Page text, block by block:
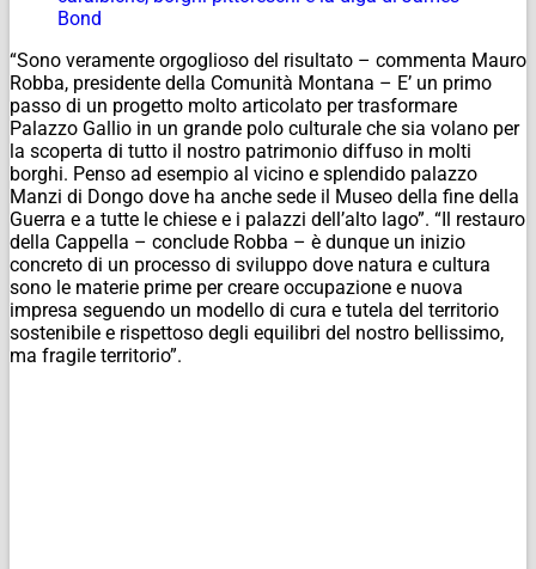
Bond
“Sono veramente orgoglioso del risultato – commenta Mauro
Robba, presidente della Comunità Montana – E’ un primo
passo di un progetto molto articolato per trasformare
Palazzo Gallio in un grande polo culturale che sia volano per
la scoperta di tutto il nostro patrimonio diffuso in molti
borghi. Penso ad esempio al vicino e splendido palazzo
Manzi di Dongo dove ha anche sede il Museo della fine della
Guerra e a tutte le chiese e i palazzi dell’alto lago”. “Il restauro
della Cappella – conclude Robba – è dunque un inizio
concreto di un processo di sviluppo dove natura e cultura
sono le materie prime per creare occupazione e nuova
impresa seguendo un modello di cura e tutela del territorio
sostenibile e rispettoso degli equilibri del nostro bellissimo,
ma fragile territorio”.